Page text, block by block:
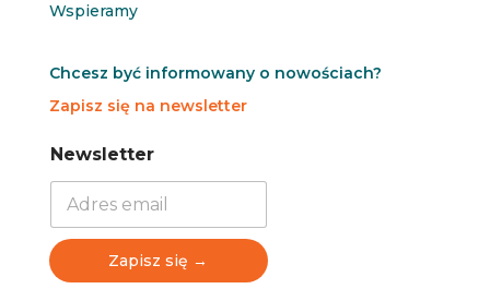
Wspieramy
Chcesz być informowany o nowościach?
Zapisz się na newsletter
N
e
t
N
e
t
Newsletter
Zapisz się →